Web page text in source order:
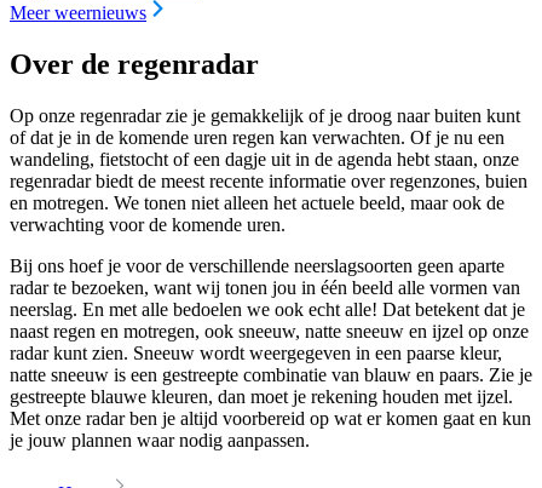
Meer weernieuws
Over de regenradar
Op onze regenradar zie je gemakkelijk of je droog naar buiten kunt
of dat je in de komende uren regen kan verwachten. Of je nu een
wandeling, fietstocht of een dagje uit in de agenda hebt staan, onze
regenradar biedt de meest recente informatie over regenzones, buien
en motregen. We tonen niet alleen het actuele beeld, maar ook de
verwachting voor de komende uren.
Bij ons hoef je voor de verschillende neerslagsoorten geen aparte
radar te bezoeken, want wij tonen jou in één beeld alle vormen van
neerslag. En met alle bedoelen we ook echt alle! Dat betekent dat je
naast regen en motregen, ook sneeuw, natte sneeuw en ijzel op onze
radar kunt zien. Sneeuw wordt weergegeven in een paarse kleur,
natte sneeuw is een gestreepte combinatie van blauw en paars. Zie je
gestreepte blauwe kleuren, dan moet je rekening houden met ijzel.
Met onze radar ben je altijd voorbereid op wat er komen gaat en kun
je jouw plannen waar nodig aanpassen.